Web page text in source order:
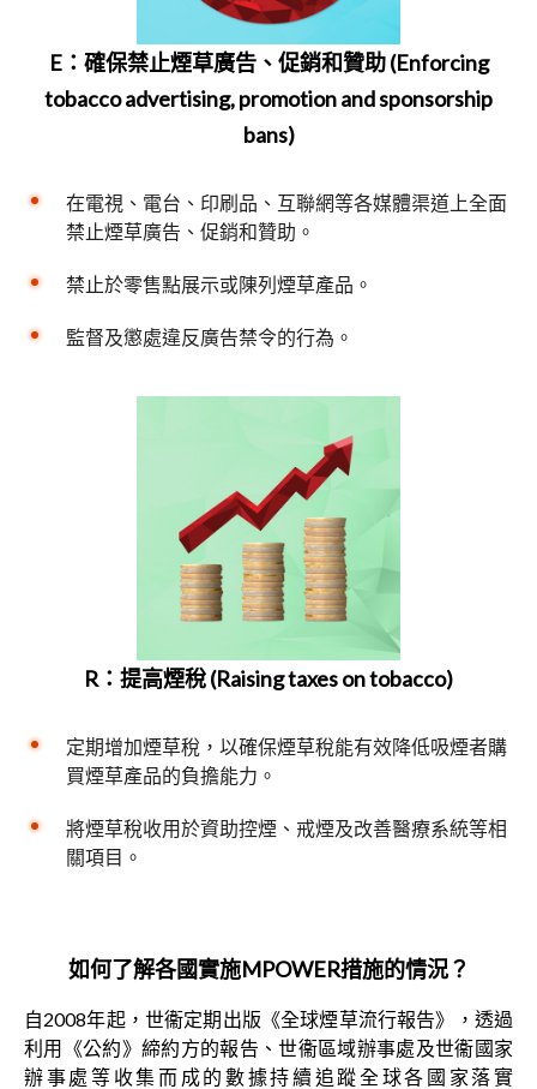
E：確保禁止煙草廣告、促銷和贊助 (Enforcing
tobacco advertising, promotion and sponsorship
bans)
在電視、電台、印刷品、互聯網等各媒體渠道上全面
禁止煙草廣告、促銷和贊助。
禁止於零售點展示或陳列煙草產品。
監督及懲處違反廣告禁令的行為。
R：提高煙稅 (Raising taxes on tobacco)
定期增加煙草稅，以確保煙草稅能有效降低吸煙者購
買煙草產品的負擔能力。
將煙草稅收用於資助控煙、戒煙及改善醫療系統等相
關項目。
如何了解各國實施MPOWER措施的情況？
自2008年起，世衞定期出版《全球煙草流行報告》，透過
利用《公約》締約方的報告、世衞區域辦事處及世衞國家
辦事處等收集而成的數據持續追蹤全球各國家落實